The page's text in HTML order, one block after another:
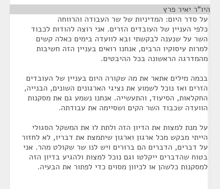
היו"ר יאיר פרץ
על סדר היום: המדיניות של שר העבודה והרווחה
כלפי העניין של העובדים הזרים. אני רוצה להודות לכבוד
השר על שנענה לבקשתי ובא לוועדה בימים כאלה קשים
למרות עיסוקיו הרבים, אנחנו רואים בעניין הזה חשיבות
מהמדרגה הראשונה בכל ההיבטים.
בכמה מילים אתאר את מה שקורה היום בעניין של העובדים
הזרים ואז נוכל לשמוע את נציגי הארגונים השונים, הבנייה,
החקלאות, הסיעוד, והתעשייה. אנחנו נשמע גם את מסקנות
הוועדה שכבוד השר הקים ושסיימה את עבודתה.
על מנת למצות את הדיון הזה ולתת לו את המשקל הסגולי
הייתי מבקש מכל ארגון וארגון שיתמצת את דבריו, לא לחזור
על דברים, הדברים הם ברורים ויש לנו שר שקולט מהר. אני
בטוח שהדברים ייקלטו וגם נוכל למצות ולהגיע בדיון הזה
למסקנות כלשהן או לכיוון מסוים כדי לפתור את הבעיה.